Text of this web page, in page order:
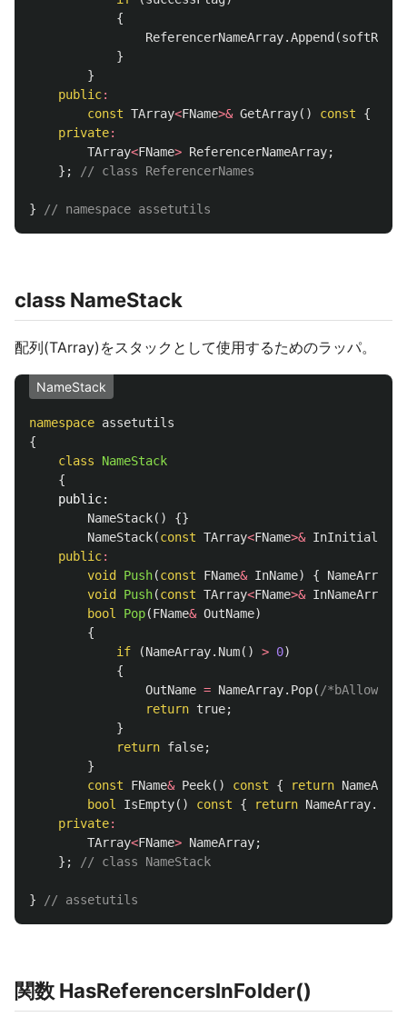
{
ReferencerNameArray.Append (
}
}
public:
const TArray<FName>& GetArray() const {
private:
TArray<FName> ReferencerNameArray;
};
// class ReferencerNames
} // namespace assetutils
class NameStack
配列(TArray)をスタックとして使用するためのラッパ。
NameStack
namespace assetutils
{
class
NameStack
{
public:
NameStack()
{}
NameStack(const TArray<FName>&
public:
void
Push(const FName& InName) { NameArray
void
Push(const TArray<FName>& InNameArray
bool
Pop(FName& OutName)
{
if
(NameArray. Num() > 0)
{
OutName = NameArray. Pop( /
return true;
}
return false;
}
const
FName& Peek() const { return NameArray
bool
IsEmpty() const { return NameArray.
private:
TArray<FName> NameArray;
};
// class NameStack
} // assetutils
関数 HasReferencersInFolder()